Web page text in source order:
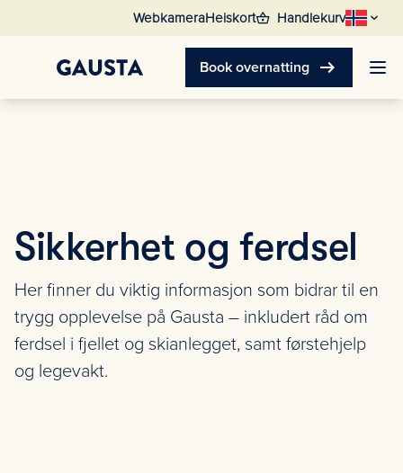
WebkameraHeiskortshopping_basket Handlekurv
Book overnatting arrow_right_alt
Sikkerhet og ferdsel
Her finner du viktig informasjon som bidrar til en
trygg opplevelse på Gausta – inkludert råd om
ferdsel i fjellet og skianlegget, samt førstehjelp
og legevakt.